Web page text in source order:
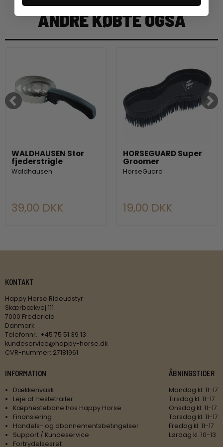
ANDRE KØBTE OGSÅ
WALDHAUSEN Stor
fjederstrigle
Waldhausen
39,00 DKK
HORSEGUARD Super
Groomer
HorseGuard
19,00 DKK
KONTAKT
Happy Horse Rideudstyr
Skærbækvej 111
7000 Fredericia
Danmark
Telefonnr.: +45 75 51 39 13
kundeservice@happy-horse.dk
CVR-nummer: 27181961
INFORMATION
Dækkenvask
Leje af Hestetrailer
Kæphestebane hos Happy Horse
Finansiering
Handels- og abonnementsbetingelser
Support / Kundeservice
Fortrydelsesret
ÅBNINGSTIDER
Mandag kl. 11-17
Tirsdag kl. 11-17
Onsdag kl. 11-17
Torsdag kl. 11-17
Fredag kl. 11-17
Lørdag kl. 10-13